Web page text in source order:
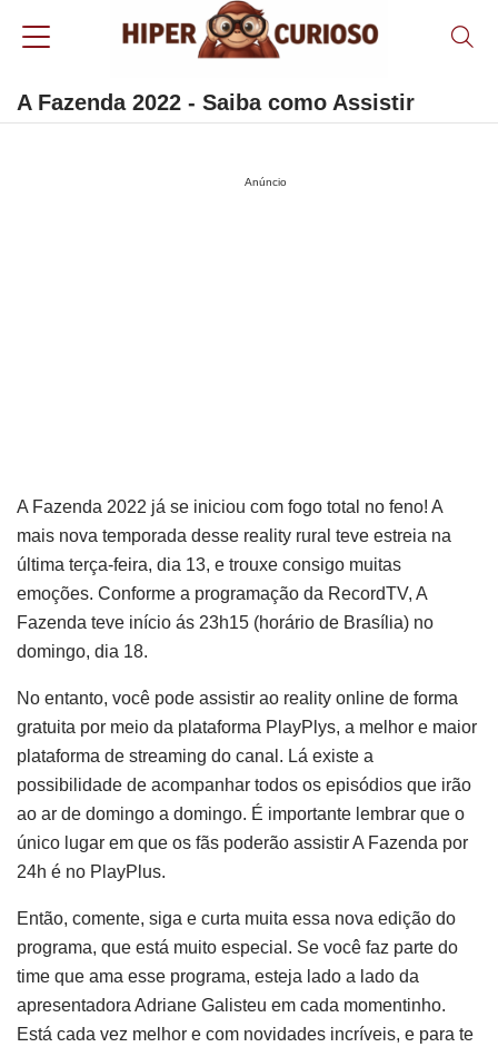
A Fazenda 2022 - Saiba como Assistir
Anúncio
A Fazenda 2022 já se iniciou com fogo total no feno! A
mais nova temporada desse reality rural teve estreia na
última terça-feira, dia 13, e trouxe consigo muitas
emoções. Conforme a programação da RecordTV, A
Fazenda teve início ás 23h15 (horário de Brasília) no
domingo, dia 18.
No entanto, você pode assistir ao reality online de forma
gratuita por meio da plataforma PlayPlys, a melhor e maior
plataforma de streaming do canal. Lá existe a
possibilidade de acompanhar todos os episódios que irão
ao ar de domingo a domingo. É importante lembrar que o
único lugar em que os fãs poderão assistir A Fazenda por
24h é no PlayPlus.
Então, comente, siga e curta muita essa nova edição do
programa, que está muito especial. Se você faz parte do
time que ama esse programa, esteja lado a lado da
apresentadora Adriane Galisteu em cada momentinho.
Está cada vez melhor e com novidades incríveis, e para te